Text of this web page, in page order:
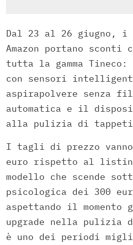
Dal 23 al 26 giugno, i
Amazon portano sconti
tutta la gamma Tineco:
con sensori
aspirapolvere senza
automatica e il
alla pulizia di tappeti
I tagli di prezzo
euro rispetto al
modello che scende
psicologica dei 300
aspettando il momento
upgrade nella pulizia
è uno dei periodi